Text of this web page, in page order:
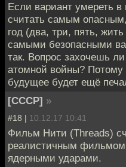
Если вариант умереть
считать самым
год (два, три, пять,
самыми безопасными
так. Вопрос захочешь
атомной войны? Потому
будущее будет ещё
[СССР] »
#18 | 10.12.17 10:41
Фильм Нити (Threads)
реалистичным фильмом
ядерными ударами.